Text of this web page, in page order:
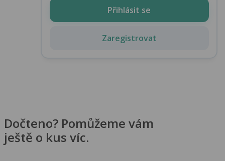
Přihlásit se
Zaregistrovat
Dočteno? Pomůžeme vám
ještě o kus víc.